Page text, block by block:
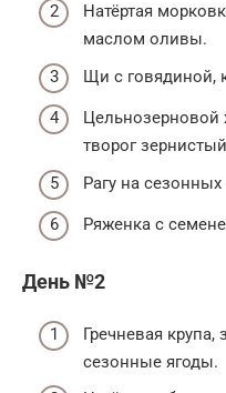
Натёртая
маслом оливы.
Щи с говядиной,
Цельнозерновой
творог
Рагу на
Ряженка с
День №2
Гречневая крупа,
сезонные ягоды.